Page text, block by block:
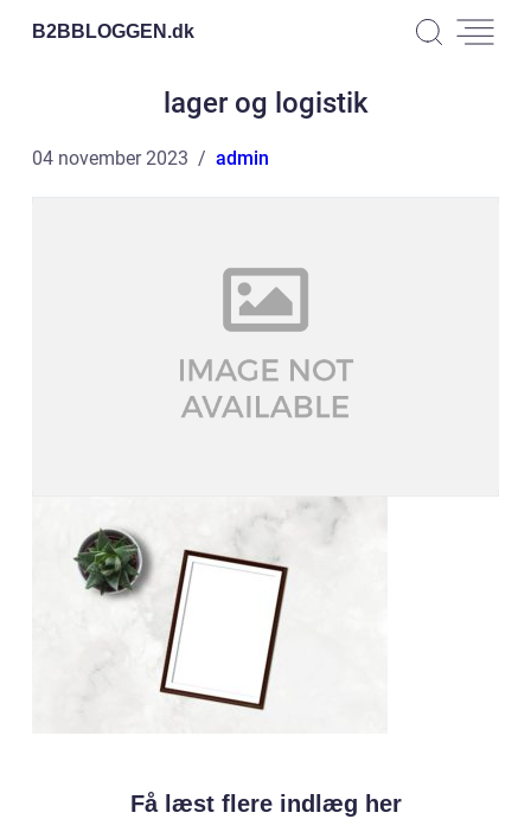
B2BBLOGGEN.dk
lager og logistik
04 november 2023 admin
Få læst flere indlæg her